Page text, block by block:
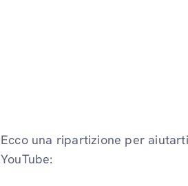
Ecco una ripartizione per
YouTube: